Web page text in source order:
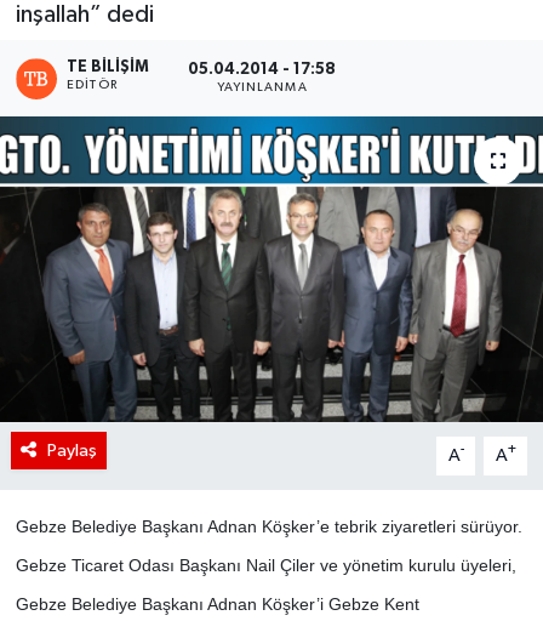
inşallah” dedi
TE BILIŞIM
EDITÖR
05.04.2014 - 17:58
YAYINLANMA
Paylaş A- A+
Gebze Belediye Başkanı Adnan Köşker’e tebrik ziyaretleri sürüyor.
Gebze Ticaret Odası Başkanı Nail Çiler ve yönetim kurulu üyeleri,
Gebze Belediye Başkanı Adnan Köşker’i Gebze Kent